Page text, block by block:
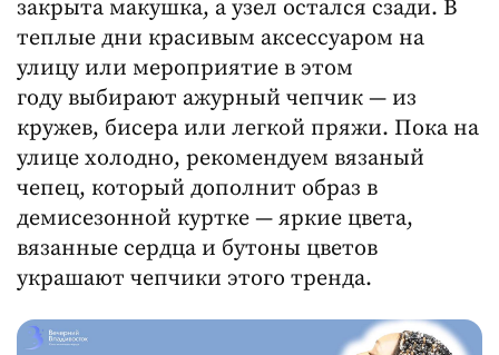
закрыта макушка, а узел остался сзади. В
теплые дни красивым аксессуаром на
улицу или мероприятие в этом
году выбирают ажурный чепчик — из
кружев, бисера или легкой пряжи. Пока на
улице холодно, рекомендуем вязаный
чепец, который дополнит образ в
демисезонной куртке — яркие цвета,
вязанные сердца и бутоны цветов
украшают чепчики этого тренда.